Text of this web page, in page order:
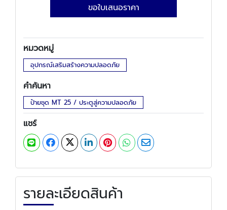
ขอใบเสนอราคา
หมวดหมู่
อุปกรณ์เสริมสร้างความปลอดภัย
คำค้นหา
ป้ายชุด MT 25 / ประตูสู่ความปลอดภัย
แชร์
รายละเอียดสินค้า